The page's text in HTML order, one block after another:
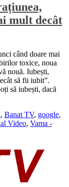
mult decât
când doare mai
toxice, noua
nouă. Iubești,
să fii iubit”.
să iubești, dacă
, Banat TV, google,
Video, Vama -